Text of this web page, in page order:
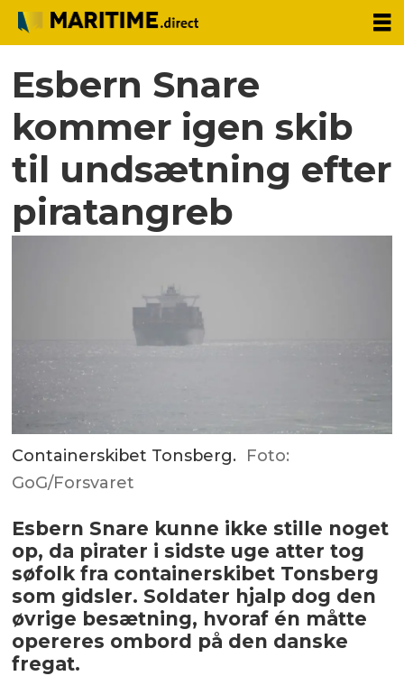
Esbern Snare
kommer igen skib
til undsætning efter
piratangreb
Containerskibet Tonsberg. Foto:
GoG/Forsvaret
Esbern Snare kunne ikke stille noget
op, da pirater i sidste uge atter tog
søfolk fra containerskibet Tonsberg
som gidsler. Soldater hjalp dog den
øvrige besætning, hvoraf én måtte
opereres ombord på den danske
fregat.